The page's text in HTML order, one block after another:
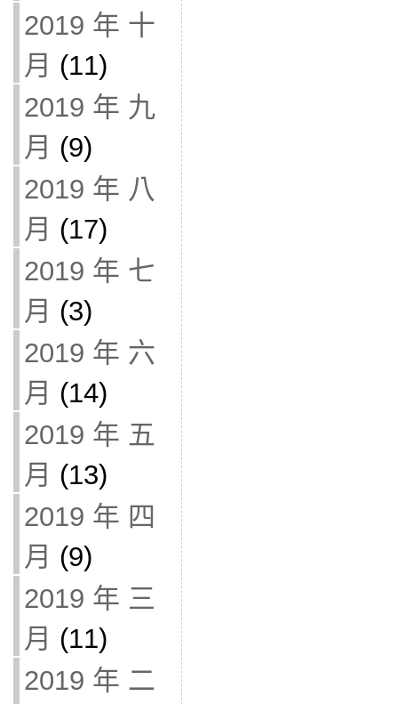
2019 年 十
月 (11)
2019 年 九
月 (9)
2019 年 八
月 (17)
2019 年 七
月 (3)
2019 年 六
月 (14)
2019 年 五
月 (13)
2019 年 四
月 (9)
2019 年 三
月 (11)
2019 年 二